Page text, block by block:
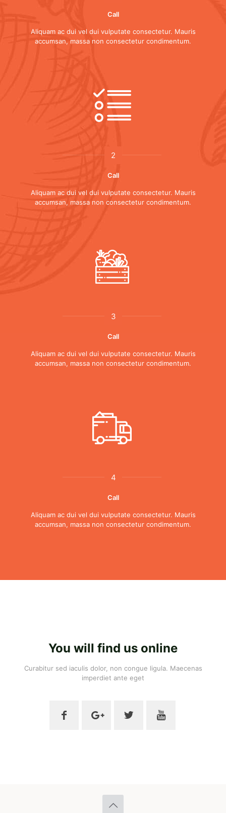
Call
Aliquam ac dui vel dui vulputate consectetur. Mauris
accumsan, massa non consectetur condimentum.
2
Call
Aliquam ac dui vel dui vulputate consectetur. Mauris
accumsan, massa non consectetur condimentum.
3
Call
Aliquam ac dui vel dui vulputate consectetur. Mauris
accumsan, massa non consectetur condimentum.
4
Call
Aliquam ac dui vel dui vulputate consectetur. Mauris
accumsan, massa non consectetur condimentum.
You will find us online
Curabitur sed iaculis dolor, non congue ligula. Maecenas
imperdiet ante eget